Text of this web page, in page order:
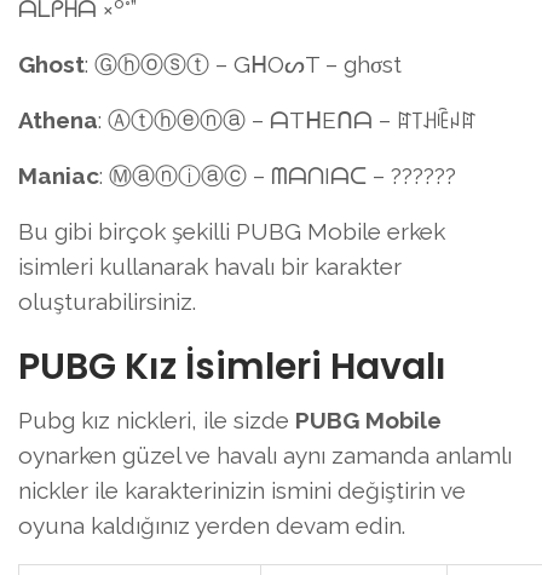
ᗩᒪᑭᕼᗩ ×º°”
Ghost: Ⓖⓗⓞⓢⓣ – GᕼOᔕT – ghσst
Athena: Ⓐⓣⓗⓔⓝⓐ – ᗩTᕼEᑎᗩ – ꍏ꓄ꃅꍟꈤꍏ
Maniac: Ⓜⓐⓝⓘⓐⓒ – ᗰᗩᑎIᗩᑕ – ??????
Bu gibi birçok şekilli PUBG Mobile erkek
isimleri kullanarak havalı bir karakter
oluşturabilirsiniz.
PUBG Kız İsimleri Havalı
Pubg kız nickleri, ile sizde PUBG Mobile
oynarken güzel ve havalı aynı zamanda anlamlı
nickler ile karakterinizin ismini değiştirin ve
oyuna kaldığınız yerden devam edin.